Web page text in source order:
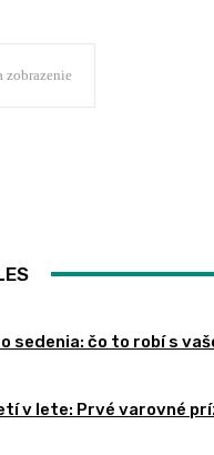
zobrazenie
sedenia: čo to robí s
v lete: Prvé varovné